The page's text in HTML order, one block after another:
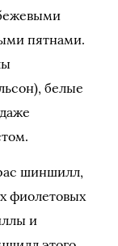
пятнами.
белые
шиншилл,
фиолетовых
и